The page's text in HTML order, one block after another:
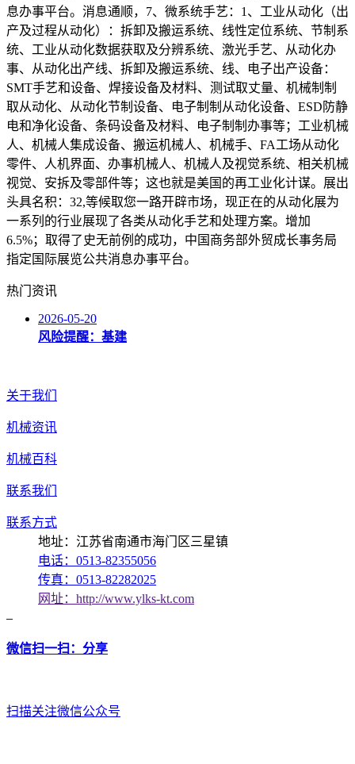
息办事平台。消息通顺，7、微系统手艺：1、工业从动化（出
产及过程从动化）：拆卸及搬运系统、线性定位系统、节制系
统、工业从动化数据获取及分辨系统、激光手艺、从动化办
事、从动化出产线、拆卸及搬运系统、线、电子出产设备：
SMT手艺和设备、焊接设备及材料、测试取丈量、机械制制
取从动化、从动化节制设备、电子制制从动化设备、ESD防静
电和净化设备、条码设备及材料、电子制制办事等；工业机械
人、机械人集成设备、搬运机械人、机械手、FA工场从动化
零件、人机界面、办事机械人、机械人及视觉系统、相关机械
视觉、安拆及零部件等；这也就是美国的再工业化计谋。展出
头具名积：32,等候取您一路开辟市场，现正在的从动化展为
一系列的行业展现了各类从动化手艺和处理方案。增加
6.5%；取得了史无前例的成功，中国商务部外贸成长事务局
指定国际展览公共消息办事平台。
热门资讯
2026-05-20
风险提醒：基建
关于我们
机械资讯
机械百科
联系我们
联系方式
地址：江苏省南通市海门区三星镇
电话：0513-82355056
传真：0513-82282025
网址：http://www.ylks-kt.com
微信扫一扫：分享
扫描关注微信公众号